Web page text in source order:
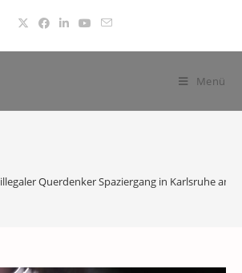
Menü
illegaler Querdenker Spaziergang in Karlsruhe am